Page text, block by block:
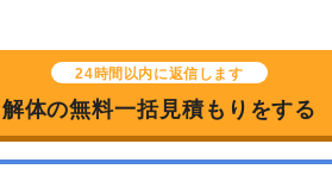
24時間以内に返信します
解体の無料一括見積もりをする